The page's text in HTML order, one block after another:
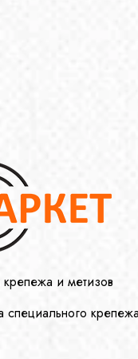
и метизов
специального